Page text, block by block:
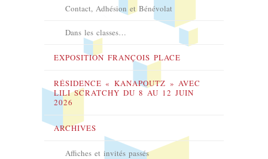
Contact, Adhésion et Bénévolat
Dans les classes…
EXPOSITION FRANÇOIS PLACE
RÉSIDENCE « KANAPOUTZ » AVEC
LILI SCRATCHY DU 8 AU 12 JUIN
2026
ARCHIVES
Affiches et invités passés